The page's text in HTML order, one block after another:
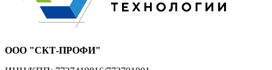
ООО "СКТ-ПРОФИ"